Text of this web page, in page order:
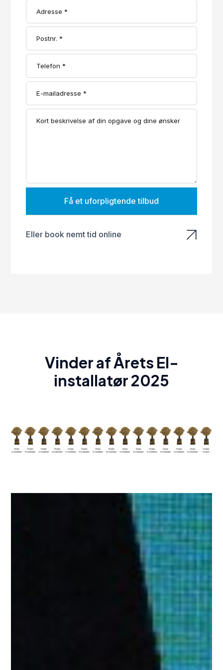
Få et uforpligtende tilbud
Eller book nemt tid online
Vinder af Årets El-
installatør 2025